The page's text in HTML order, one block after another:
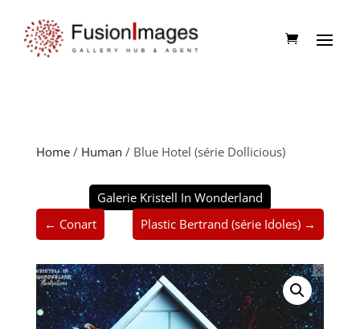
Home/ Human / Blue Hotel (série Dollicious)
Galerie Kristell In Wonderland
← Conart
Plastic Bertrand (série Idoles) →